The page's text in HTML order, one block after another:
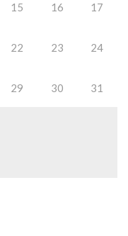
15 16 17
22 23 24
29 30 31